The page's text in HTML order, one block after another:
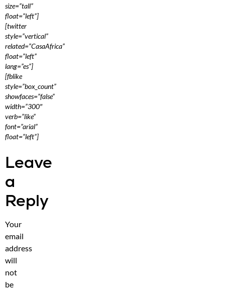
size=”tall”
float=”left”]
[twitter
style=”vertical”
related=”CasaAfrica”
float=”left”
lang=”es”]
[fblike
style=”box_count”
showfaces=”false”
width=”300″
verb=”like”
font=”arial”
float=”left”]
Leave
a
Reply
Your
email
address
will
not
be